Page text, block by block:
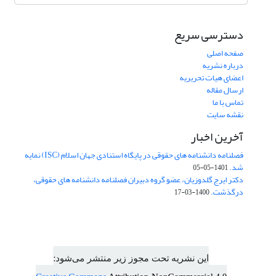
دسترسی سریع
صفحه اصلی
درباره نشریه
اعضای هیات تحریریه
ارسال مقاله
تماس با ما
نقشه سایت
آخرین اخبار
فصلنامه دانشنامه های حقوقی در پایگاه استنادی جهان اسلام (ISC) نمایه
شد.1401-05-05
دکتر ایرج گلدوزیان، عضو گروه دبیران فصلنامه دانشنامه های حقوقی،
درگذشت.1400-03-17
این نشریه تحت مجوز زیر منتشر می‌شود: